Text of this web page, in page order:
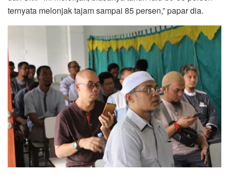
ternyata melonjak tajam sampai 85 persen,” papar dia.